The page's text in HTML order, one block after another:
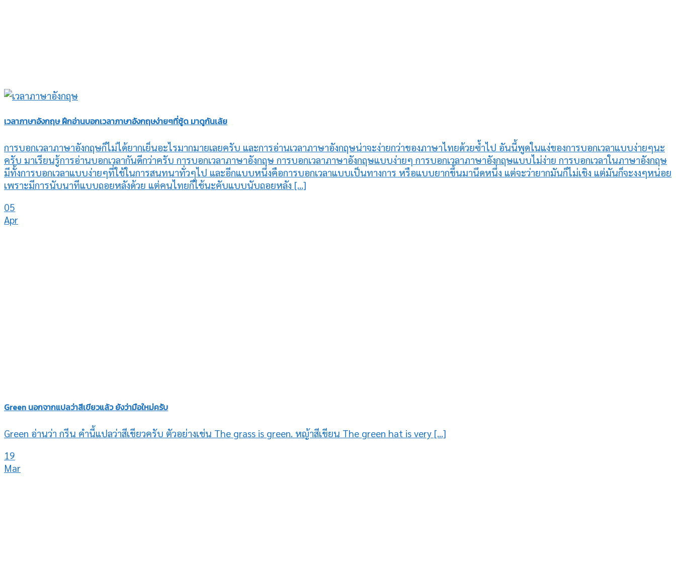
เวลาภาษาอังกฤษ ฝึกอ่านบอกเวลาภาษาอังกฤษง่ายๆที่ซู้ด มาดูกันเล้ย
การบอกเวลาภาษาอังกฤษก็ไม่ได้ยากเย็นอะไรมากมายเลยครับ และการอ่านเวลาภาษาอังกฤษน่าจะง่ายกว่าของภาษาไทยด้วยซ้ำไป อันนี้พูดในแง่ของการบอกเวลาแบบง่ายๆนะ
ครับ มาเรียนรู้การอ่านบอกเวลากันดีกว่าครับ การบอกเวลาภาษาอังกฤษ การบอกเวลาภาษาอังกฤษแบบง่ายๆ การบอกเวลาภาษาอังกฤษแบบไม่ง่าย การบอกเวลาในภาษาอังกฤษ
มีทั้งการบอกเวลาแบบง่ายๆที่ใช้ในการสนทนาทั่วๆไป และอีกแบบหนึ่งคือการบอกเวลาแบบเป็นทางการ หรือแบบยากขึ้นมานึดหนึ่ง แต่จะว่ายากมันก็ไม่เชิง แต่มันก็จะงงๆหน่อย
เพราะมีการนับนาทีแบบถอยหลังด้วย แต่คนไทยก็ใช้นะคับแบบนับถอยหลัง [...]
05
Apr
Green นอกจากแปลว่าสีเขียวแล้ว ยังว่ามือใหม่ครับ
Green อ่านว่า กรีน คำนี้แปลว่าสีเขียวครับ ตัวอย่างเช่น The grass is green. หญ้าสีเขียน The green hat is very [...]
19
Mar